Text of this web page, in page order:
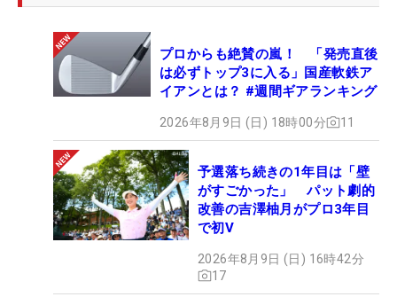
プロからも絶賛の嵐！ 「発売直後
は必ずトップ3に入る」国産軟鉄ア
イアンとは？ #週間ギアランキング
2026年8月9日 (日) 18時00分 11
予選落ち続きの1年目は「壁
がすごかった」 パット劇的
改善の吉澤柚月がプロ3年目
で初V
2026年8月9日 (日) 16時42分
17